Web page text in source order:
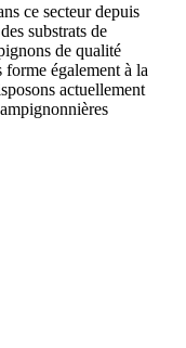
ce secteur depuis
substrats de
de qualité
également à la
actuellement